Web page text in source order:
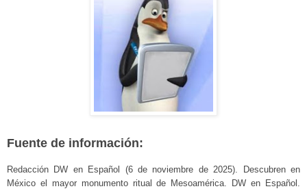
Fuente de información:
Redacción DW en Español (6 de noviembre de 2025). Descubren en
México el mayor monumento ritual de Mesoamérica. DW en Español.